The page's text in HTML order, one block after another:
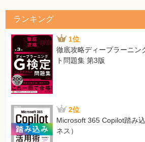
183ページ LIST session.php
[誤]
session_destory();
[正]
session_destroy();
184ページ 構文 session_destory関数
[誤]
session_destory関数
session_destory()
ランキング
1位
徹底攻略ディープラーニン
ト問題集 第3版
2位
Microsoft 365 Copilot踏み
ネス）